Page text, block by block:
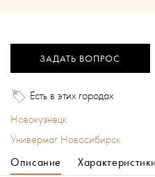
ЗАДАТЬ ВОПРОС
Есть в этих городах
Новокузнецк
Универмаг Новосибирск
Описание
Характеристики